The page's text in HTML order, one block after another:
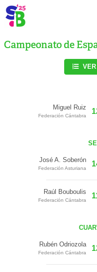
Campeonato de
Miguel Ruiz
Federación Cántabra
José A. Soberón
Federación Asturiana
Raúl Bouboulis
Federación Cántabra
Rubén Odriozola
Federación Cántabra